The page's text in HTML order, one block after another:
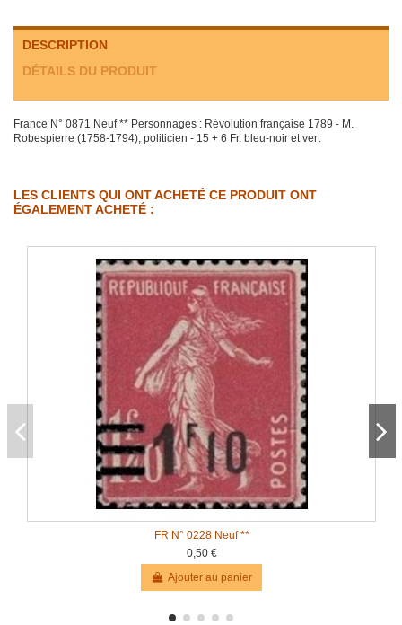
DESCRIPTION
DÉTAILS DU PRODUIT
France N° 0871 Neuf ** Personnages : Révolution française 1789 - M.
Robespierre (1758-1794), politicien - 15 + 6 Fr. bleu-noir et vert
LES CLIENTS QUI ONT ACHETÉ CE PRODUIT ONT
ÉGALEMENT ACHETÉ :
FR N° 0228 Neuf **
0,50 €
Ajouter au panier